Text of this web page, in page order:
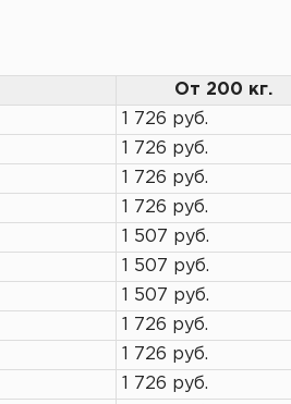
От 200 кг.
1 726 руб.
1 726 руб.
1 726 руб.
1 726 руб.
1 507 руб.
1 507 руб.
1 507 руб.
1 726 руб.
1 726 руб.
1 726 руб.